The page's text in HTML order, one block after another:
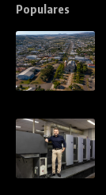
Populares